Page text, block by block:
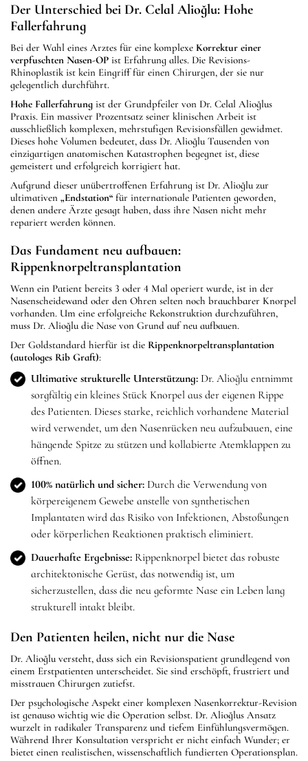
Der Unterschied bei Dr. Celal Alioğlu: Hohe
Fallerfahrung
Bei der Wahl eines Arztes für eine komplexe Korrektur einer
verpfuschten Nasen-OP ist Erfahrung alles. Die Revisions-
Rhinoplastik ist kein Eingriff für einen Chirurgen, der sie nur
gelegentlich durchführt.
Hohe Fallerfahrung ist der Grundpfeiler von Dr. Celal Alioğlus
Praxis. Ein massiver Prozentsatz seiner klinischen Arbeit ist
ausschließlich komplexen, mehrstufigen Revisionsfällen gewidmet.
Dieses hohe Volumen bedeutet, dass Dr. Alioğlu Tausenden von
einzigartigen anatomischen Katastrophen begegnet ist, diese
gemeistert und erfolgreich korrigiert hat.
Aufgrund dieser unübertroffenen Erfahrung ist Dr. Alioğlu zur
ultimativen „Endstation“ für internationale Patienten geworden,
denen andere Ärzte gesagt haben, dass ihre Nasen nicht mehr
repariert werden können.
Das Fundament neu aufbauen:
Rippenknorpeltransplantation
Wenn ein Patient bereits 3 oder 4 Mal operiert wurde, ist in der
Nasenscheidewand oder den Ohren selten noch brauchbarer Knorpel
vorhanden. Um eine erfolgreiche Rekonstruktion durchzuführen,
muss Dr. Alioğlu die Nase von Grund auf neu aufbauen.
Der Goldstandard hierfür ist die Rippenknorpeltransplantation
(autologes Rib Graft):
Ultimative strukturelle Unterstützung: Dr. Alioğlu entnimmt
sorgfältig ein kleines Stück Knorpel aus der eigenen Rippe
des Patienten. Dieses starke, reichlich vorhandene Material
wird verwendet, um den Nasenrücken neu aufzubauen, eine
hängende Spitze zu stützen und kollabierte Atemklappen zu
öffnen.
100% natürlich und sicher: Durch die Verwendung von
körpereigenem Gewebe anstelle von synthetischen
Implantaten wird das Risiko von Infektionen, Abstoßungen
oder körperlichen Reaktionen praktisch eliminiert.
Dauerhafte Ergebnisse: Rippenknorpel bietet das robuste
architektonische Gerüst, das notwendig ist, um
sicherzustellen, dass die neu geformte Nase ein Leben lang
strukturell intakt bleibt.
Den Patienten heilen, nicht nur die Nase
Dr. Alioğlu versteht, dass sich ein Revisionspatient grundlegend von
einem Erstpatienten unterscheidet. Sie sind erschöpft, frustriert und
misstrauen Chirurgen zutiefst.
Der psychologische Aspekt einer komplexen Nasenkorrektur-Revision
ist genauso wichtig wie die Operation selbst. Dr. Alioğlus Ansatz
wurzelt in radikaler Transparenz und tiefem Einfühlungsvermögen.
Während Ihrer Konsultation verspricht er nicht einfach Wunder; er
bietet einen realistischen, wissenschaftlich fundierten Operationsplan.